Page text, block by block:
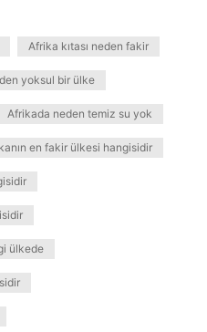
Afrika kıtası neden fakir
yoksul bir ülke
Afrikada neden temiz su yok
en fakir ülkesi hangisidir
ülkede